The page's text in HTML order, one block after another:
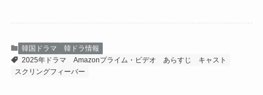
韓国ドラマ
韓ドラ情報
2025年ドラマ
Amazonプライム・ビデオ あらすじ
キャスト
スクリングフィーバー